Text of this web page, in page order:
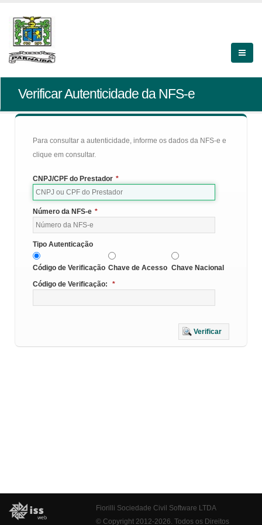
Verificar Autenticidade da NFS-e
Para consultar a autenticidade, informe os dados da NFS-e e
clique em consultar.
CNPJ/CPF do Prestador *
Número da NFS-e *
Tipo Autenticação
Código de Verificação Chave de Acesso Chave Nacional
Código de Verificação:
*
Verificar
Fiorilli Sociedade Civil Software LTDA
© Copyright 2012-2026. Todos os Direitos